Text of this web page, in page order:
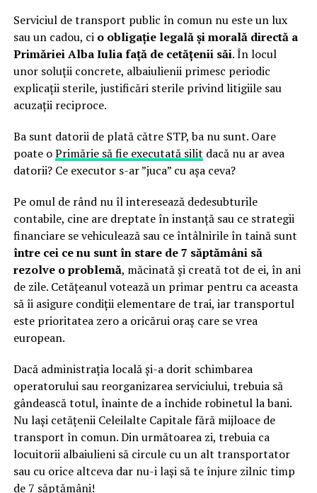
Serviciul de transport public în comun nu este un lux
sau un cadou, ci o obligație legală și morală directă a
Primăriei Alba Iulia față de cetățenii săi. În locul
unor soluții concrete, albaiulienii primesc periodic
explicații sterile, justificări sterile privind litigiile sau
acuzații reciproce.
Ba sunt datorii de plată către STP, ba nu sunt. Oare
poate oPrimărie să fie executată silit dacă nu ar avea
datorii? Ce executor s-ar ”juca” cu așa ceva?
Pe omul de rând nu îl interesează dedesubturile
contabile, cine are dreptate în instanță sau ce strategii
financiare se vehiculează sau ce întâlnirile în taină sunt
între cei ce nu sunt în stare de 7 săptămâni să
rezolve o problemă, măcinată și creată tot de ei, în ani
de zile. Cetățeanul votează un primar pentru ca aceasta
să îi asigure condiții elementare de trai, iar transportul
este prioritatea zero a oricărui oraș care se vrea
european.
Dacă administrația locală și-a dorit schimbarea
operatorului sau reorganizarea serviciului, trebuia să
gândească totul, înainte de a închide robinetul la bani.
Nu lași cetățenii Celeilalte Capitale fără mijloace de
transport în comun. Din următoarea zi, trebuia ca
locuitorii albaiulieni să circule cu un alt transportator
sau cu orice altceva dar nu-i lași să te înjure zilnic timp
de 7 săptămâni!